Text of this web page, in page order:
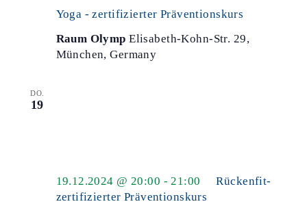
Yoga - zertifizierter Präventionskurs
Präventionskurs
Raum OlympElisabeth-Kohn-Str. 29,
München, Germany
DO.
19
19.12.2024 @ 20:00 - 21:00
Rückenfit-
zertifizierter Präventionskurs